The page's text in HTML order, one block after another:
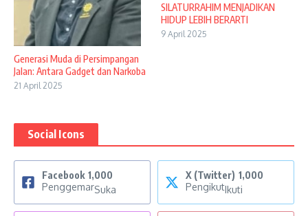
Generasi Muda di Persimpangan
Jalan: Antara Gadget dan Narkoba
21 April 2025
SILATURRAHIM MENJADIKAN
HIDUP LEBIH BERARTI
9 April 2025
Social Icons
Facebook 1,000
PenggemarSuka
X (Twitter) 1,000
PengikutIkuti